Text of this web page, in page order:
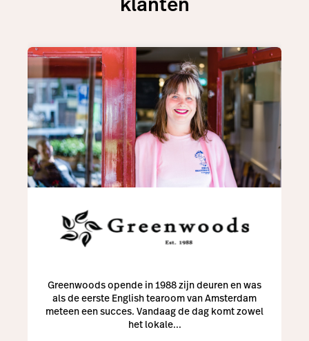
Greenwoods opende in 1988 zijn deuren en was
als de eerste English tearoom van Amsterdam
meteen een succes. Vandaag de dag komt zowel
het lokale...